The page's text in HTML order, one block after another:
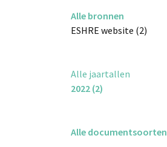
Alle bronnen
ESHRE website (2)
Alle jaartallen
2022 (2)
Alle documentsoorten